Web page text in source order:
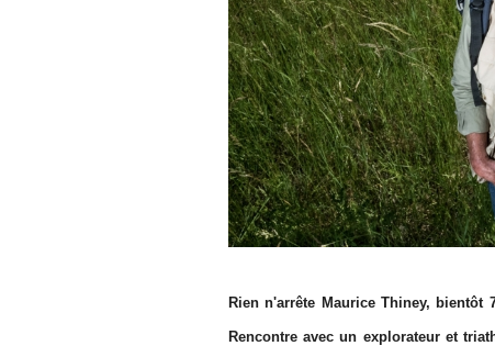
Rien n'arrête Maurice Thiney, bientôt
Rencontre avec un explorateur et